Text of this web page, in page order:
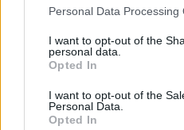
Please note that this website/
not limited to your visit or
grant or deny consent to
use your data for below
consent section.
Personal Data Processing
I want to opt-out of the
personal data.
Opted In
I want to opt-out of the
Personal Data.
Opted In
A Rajk-per egy
bíróság előtt zajlott, a
halálos ítélet volt, és
egymással e tárgyban